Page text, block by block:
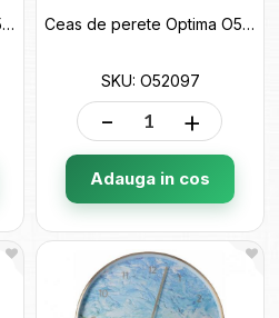
Ceas de perete Optima O52099 Ceas de perete Optima O52097
SKU: O52097
- +
Adauga in cos